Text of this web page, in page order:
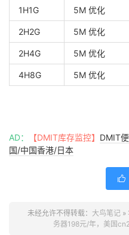
1H1G 5M 优化
2H2G 5M 优化
2H4G 5M 优化
4H8G 5M 优化
AD： 【DMIT库存监控】 DMIT
国/中国香港/日本

未经允许不得转载： 大鸟笔记 »
务器198元/年，美国